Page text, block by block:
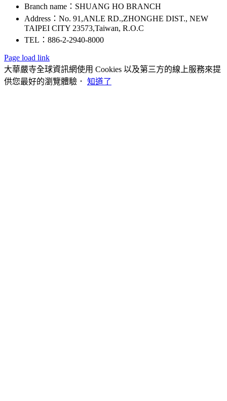
Branch name：SHUANG HO BRANCH
Address：No. 91,ANLE RD.,ZHONGHE DIST., NEW
TAIPEI CITY 23573,Taiwan, R.O.C
TEL：886-2-2940-8000
Page load link
大華嚴寺全球資訊網使用 Cookies 以及第三方的線上服務來提
供您最好的瀏覽體驗． 知道了